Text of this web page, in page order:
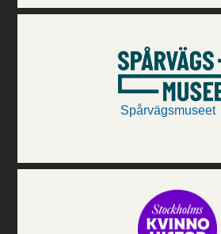
Spårvägsmuseet